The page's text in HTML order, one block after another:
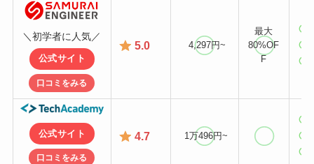
＼初学者に人気／
公式サイト
口コミをみる
5.0 4,297円~
最大
80%OF
F
公式サイト
口コミをみる
4.7 1万496円~